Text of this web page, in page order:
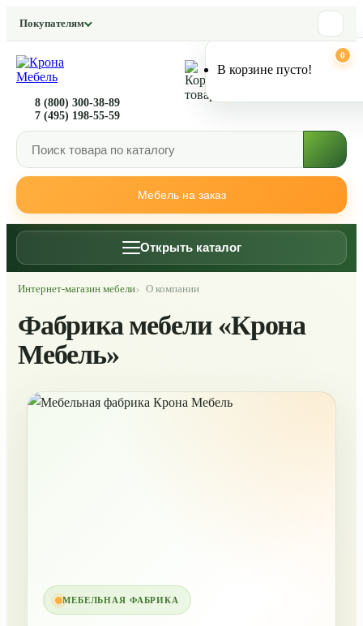
Покупателям
Мебель на заказ
8 (800) 300-38-89
7 (495) 198-55-59
0
В корзине пусто!
Открыть каталог
Интернет-магазин мебели О компании
Фабрика мебели «Крона
Мебель»
МЕБЕЛЬНАЯ ФАБРИКА